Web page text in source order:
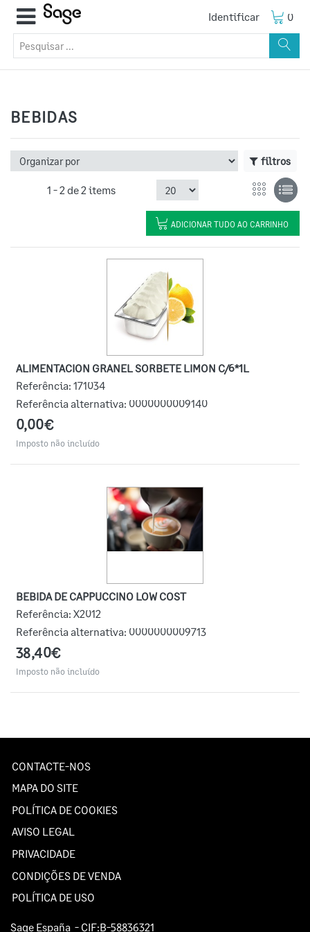
Identificar 0
BEBIDAS
filtros
1 -2de2 items
ADICIONAR TUDO AO CARRINHO
ALIMENTACION GRANEL SORBETE LIMON C/6*1L
Referência: 171034
Referência alternativa: 0000000009140
0,00€
Imposto não incluído
BEBIDA DE CAPPUCCINO LOW COST
Referência: X2012
Referência alternativa: 0000000009713
38,40€
Imposto não incluído
CONTACTE-NOS
MAPA DO SITE
POLÍTICA DE COOKIES
AVISO LEGAL
PRIVACIDADE
CONDIÇÕES DE VENDA
POLÍTICA DE USO
Sage España - CIF:B-58836321